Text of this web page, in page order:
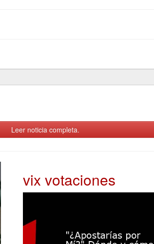
Leer noticia completa.
vix votaciones